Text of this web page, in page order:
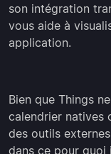
son intégration
vous aide à
application.
Bien que Things
calendrier natives
des outils
dans ce pour